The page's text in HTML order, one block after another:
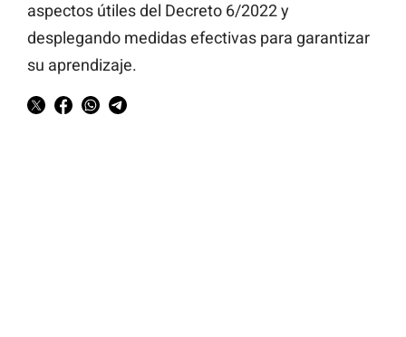
aspectos útiles del Decreto 6/2022 y
desplegando medidas efectivas para garantizar
su aprendizaje.